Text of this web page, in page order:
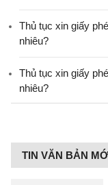
Thủ tục xin giấy
nhiêu?
Thủ tục xin giấy
nhiêu?
TIN VĂN BẢN